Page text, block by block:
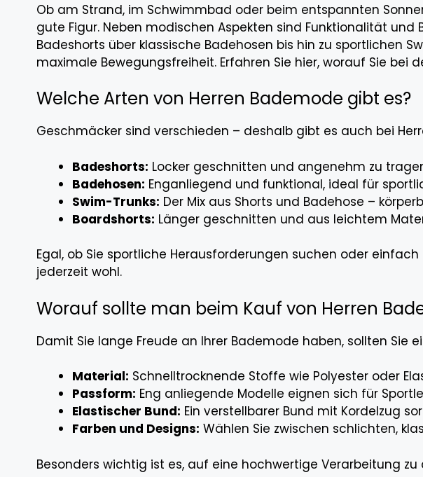
Ob am Strand, im Schwimmbad oder beim entspannten
gute Figur. Neben modischen Aspekten sind Funktionalität
Badeshorts über klassische Badehosen bis hin zu sportlichen
maximale Bewegungsfreiheit. Erfahren Sie hier, worauf Sie
Welche Arten von Herren Bademode gibt es?
Geschmäcker sind verschieden – deshalb gibt es auch bei
Badeshorts: Locker geschnitten und angenehm zu
Badehosen: Enganliegend und funktional, ideal für
Swim-Trunks: Der Mix aus Shorts und Badehose –
Boardshorts: Länger geschnitten und aus leichtem
Egal, ob Sie sportliche Herausforderungen suchen oder
jederzeit wohl.
Worauf sollte man beim Kauf von Herren
Damit Sie lange Freude an Ihrer Bademode haben, sollten Sie
Material: Schnelltrocknende Stoffe wie Polyester oder
Passform: Eng anliegende Modelle eignen sich für
Elastischer Bund: Ein verstellbarer Bund mit Kordelzug
Farben und Designs: Wählen Sie zwischen schlichten,
Besonders wichtig ist es, auf eine hochwertige Verarbeitung